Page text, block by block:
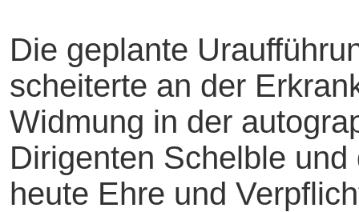
Die geplante
scheiterte an der
Widmung in der
Dirigenten Schelble
heute Ehre und